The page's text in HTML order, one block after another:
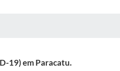
19) em Paracatu.